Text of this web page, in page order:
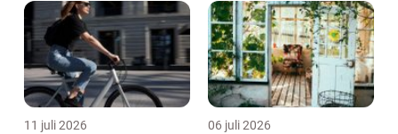
11 juli 2026 06 juli 2026